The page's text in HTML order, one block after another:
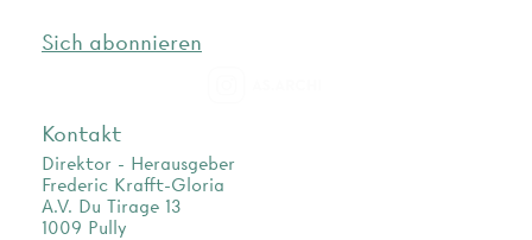
Sich abonnieren
Kontakt
Direktor - Herausgeber
Frederic Krafft-Gloria
A.V. Du Tirage 13
1009 Pully